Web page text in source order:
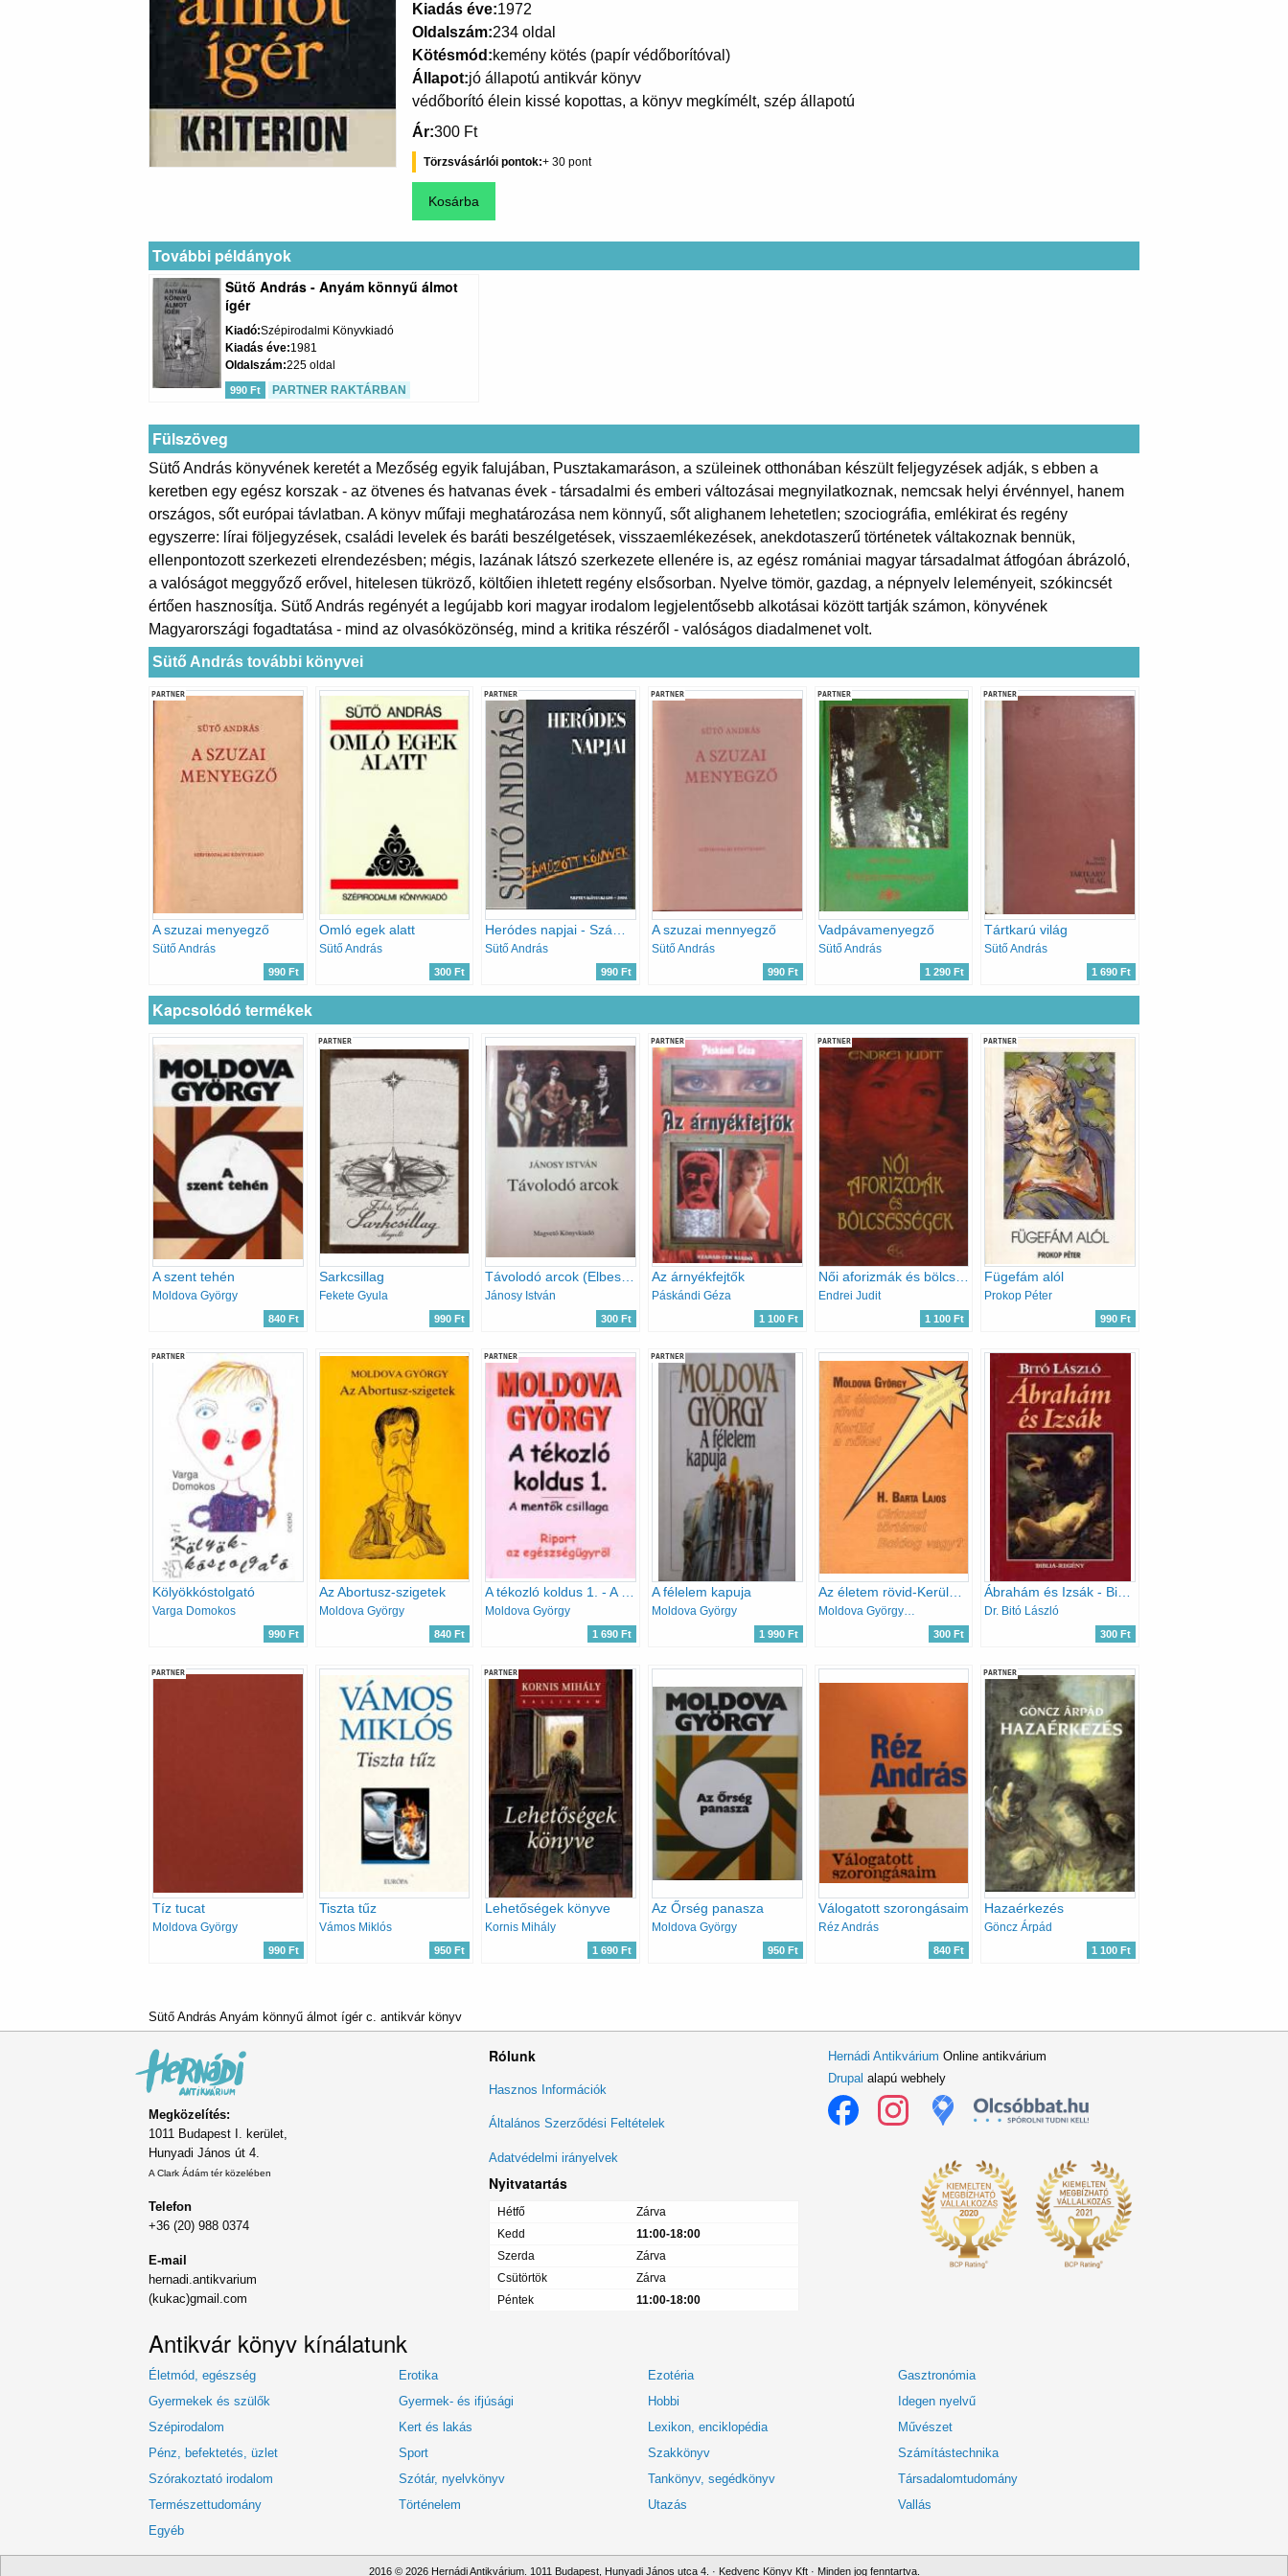
Kiadás éve 1972
Oldalszám 234 oldal
Kötésmód kemény kötés (papír védőborítóval)
Állapot jó állapotú antikvár könyv
védőborító élein kissé kopottas, a könyv megkímélt, szép állapotú
Ár 300 Ft
Törzsvásárlói pontok 30
További példányok
Sütő András - Anyám könnyű álmot
ígér
Kiadó Szépirodalmi Könyvkiadó
Kiadás éve 1981
Oldalszám 225 oldal
990 Ft PARTNER RAKTÁRBAN
Fülszöveg
Sütő András könyvének keretét a Mezőség egyik falujában, Pusztakamaráson, a szüleinek otthonában készült feljegyzések adják, s ebben a
keretben egy egész korszak - az ötvenes és hatvanas évek - társadalmi és emberi változásai megnyilatkoznak, nemcsak helyi érvénnyel, hanem
országos, sőt európai távlatban. A könyv műfaji meghatározása nem könnyű, sőt alighanem lehetetlen; szociográfia, emlékirat és regény
egyszerre: lírai följegyzések, családi levelek és baráti beszélgetések, visszaemlékezések, anekdotaszerű történetek váltakoznak bennük,
ellenpontozott szerkezeti elrendezésben; mégis, lazának látszó szerkezete ellenére is, az egész romániai magyar társadalmat átfogóan ábrázoló,
a valóságot meggyőző erővel, hitelesen tükröző, költőien ihletett regény elsősorban. Nyelve tömör, gazdag, a népnyelv leleményeit, szókincsét
értően hasznosítja. Sütő András regényét a legújabb kori magyar irodalom legjelentősebb alkotásai között tartják számon, könyvének
Magyarországi fogadtatása - mind az olvasóközönség, mind a kritika részéről - valóságos diadalmenet volt.
Sütő András további könyvei
PARTNER
A szuzai menyegző
Sütő András
990 Ft
Omló egek alatt
Sütő András
300 Ft
PARTNER
Sütő András
990 Ft
PARTNER
A szuzai mennyegző
Sütő András
990 Ft
PARTNER
Vadpávamenyegző
Sütő András
1 290 Ft
PARTNER
Tártkarú világ
Sütő András
1 690 Ft
Kapcsolódó termékek
A szent tehén
Moldova György
840 Ft
PARTNER
Sarkcsillag
Fekete Gyula
990 Ft
Jánosy István
300 Ft
PARTNER
Az árnyékfejtők
Páskándi Géza
1 100 Ft
PARTNER
Női aforizmák és bölcsességek
Endrei Judit
1 100 Ft
PARTNER
Fügefám alól
Prokop Péter
990 Ft
PARTNER
Kölyökkóstolgató
Varga Domokos
990 Ft
Az Abortusz-szigetek
Moldova György
840 Ft
PARTNER
A tékozló koldus 1. - A mentők csillaga
Moldova György
1 690 Ft
PARTNER
A félelem kapuja
Moldova György
1 990 Ft
Az életem rövid-Kerüld a nőket-Cirkuszi történet-Boldog vagy?
Moldova György-H. Barta Lajos
300 Ft
Ábrahám és Izsák - Biblia-regény
Dr. Bitó László
300 Ft
PARTNER
Tíz tucat
Moldova György
990 Ft
Tiszta tűz
Vámos Miklós
950 Ft
PARTNER
Lehetőségek könyve
Kornis Mihály
1 690 Ft
Az Őrség panasza
Moldova György
950 Ft
Válogatott szorongásaim
Réz András
840 Ft
PARTNER
Hazaérkezés
Göncz Árpád
1 100 Ft
Sütő András Anyám könnyű álmot ígér c. antikvár könyv
Megközelítés:
1011 Budapest I. kerület,
Hunyadi János út 4.
A Clark Ádám tér közelében
Telefon
+36 (20) 988 0374
E-mail
hernadi.antikvarium
(kukac)gmail.com
Rólunk
Lábléc
menü
Hasznos Információk
Általános Szerződési Feltételek
Adatvédelmi irányelvek
Nyitvatartás
Hétfő
Zárva
Kedd
11:00-18:00
Szerda
Zárva
Csütörtök
Zárva
Péntek
11:00-18:00
Hernádi Antikvárium Online antikvárium
Drupal alapú webhely
Antikvár könyv kínálatunk
Életmód, egészség Erotika Ezotéria
Gasztronómia
Gyermekek és szülők
Gyermek- és ifjúsági Hobbi
Idegen nyelvű
Szépirodalom
Kert és lakás Lexikon, enciklopédia
Művészet
Pénz, befektetés, üzlet
Sport Szakkönyv
Számítástechnika
Szórakoztató irodalom
Szótár, nyelvkönyv Tankönyv, segédkönyv
Társadalomtudomány
Természettudomány
Történelem Utazás
Vallás
Egyéb
2016 © 2026 Hernádi Antikvárium. 1011 Budapest, Hunyadi János utca 4. · Kedvenc Könyv Kft · Minden jog fenntartva.